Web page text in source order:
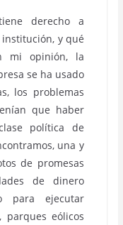
derecho a
y qué
mi opinión, la
se ha usado
los problemas
que haber
política de
una y
de promesas
de dinero
para ejecutar
eólicos